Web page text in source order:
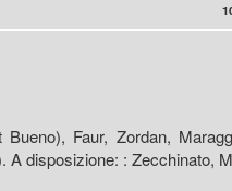
Faur, Zordan,
A disposizione: : Zecchinato,